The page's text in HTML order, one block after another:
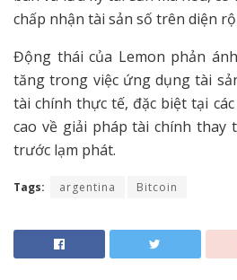
chấp nhận tài sản số trên diện
Động thái của Lemon phản
tăng trong việc ứng dụng tài
tài chính thực tế, đặc biệt tại
cao về giải pháp tài chính thay
trước lạm phát.
Tags: argentina Bitcoin